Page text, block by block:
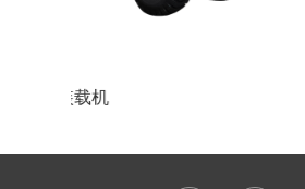
锂电池防爆叉车